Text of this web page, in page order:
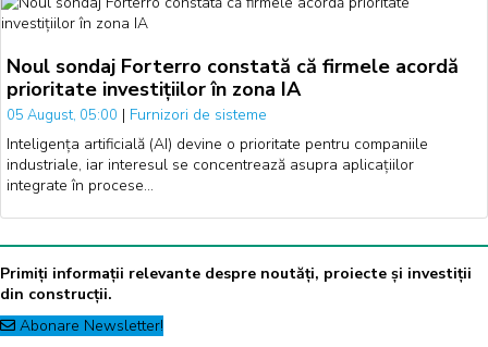
Noul sondaj Forterro constată că firmele acordă
prioritate investițiilor în zona IA
05 August, 05:00 | Furnizori de sisteme
Inteligența artificială (AI) devine o prioritate pentru companiile
industriale, iar interesul se concentrează asupra aplicațiilor
integrate în procese…
Primiți informații relevante despre noutăți, proiecte și investiții
din construcții.
Abonare Newsletter!